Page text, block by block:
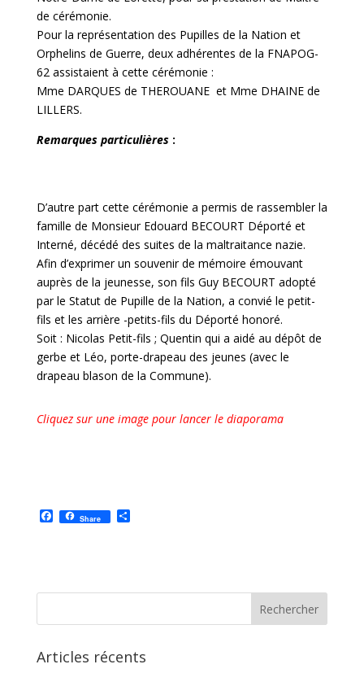
de cérémonie.
Pour la représentation des Pupilles de la Nation et
Orphelins de Guerre, deux adhérentes de la FNAPOG-
62 assistaient à cette cérémonie :
Mme DARQUES de THEROUANE et Mme DHAINE de
LILLERS.
Remarques particulières :
D’autre part cette cérémonie a permis de rassembler la
famille de Monsieur Edouard BECOURT Déporté et
Interné, décédé des suites de la maltraitance nazie.
Afin d’exprimer un souvenir de mémoire émouvant
auprès de la jeunesse, son fils Guy BECOURT adopté
par le Statut de Pupille de la Nation, a convié le petit-
fils et les arrière -petits-fils du Déporté honoré.
Soit : Nicolas Petit-fils ; Quentin qui a aidé au dépôt de
gerbe et Léo, porte-drapeau des jeunes (avec le
drapeau blason de la Commune).
Cliquez sur une image pour lancer le diaporama
F
a
o
Share P
e
Articles récents